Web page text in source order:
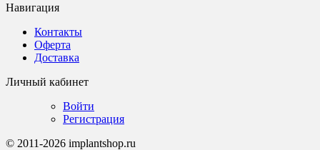
Навигация
Контакты
Оферта
Доставка
Личный кабинет
Войти
Регистрация
© 2011-2026 implantshop.ru